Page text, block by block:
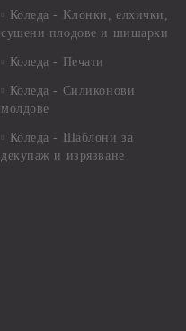
Коледа - Kлонки, елхички,
сушени плодове и шишарки
Коледа - Печати
Коледа - Силиконови
молдове
Коледа - Шаблони за
декупаж и изрязване